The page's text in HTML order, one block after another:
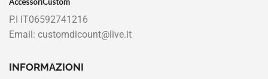
AccessoriCustom
P.I IT06592741216
Email: customdicount@live.it
INFORMAZIONI